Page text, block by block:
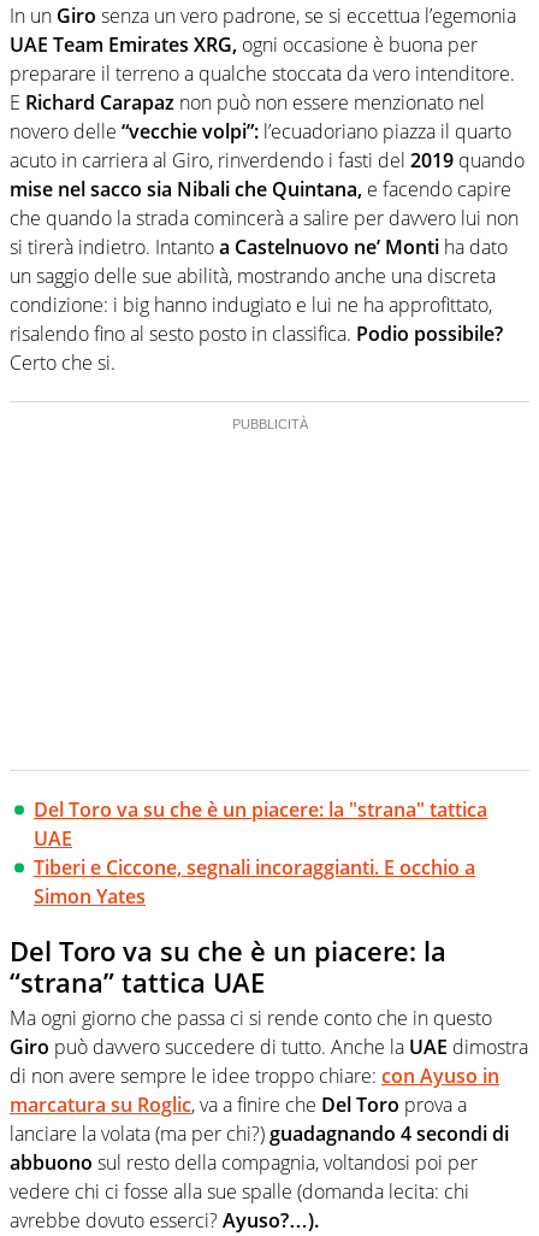
In un Giro senza un vero padrone, se si eccettua l’egemonia
UAE Team Emirates XRG, ogni occasione è buona per
preparare il terreno a qualche stoccata da vero intenditore.
E Richard Carapaz non può non essere menzionato nel
novero delle “vecchie volpi”: l’ecuadoriano piazza il quarto
acuto in carriera al Giro, rinverdendo i fasti del 2019 quando
mise nel sacco sia Nibali che Quintana, e facendo capire
che quando la strada comincerà a salire per davvero lui non
si tirerà indietro. Intantoa Castelnuovo ne’ Monti ha dato
un saggio delle sue abilità, mostrando anche una discreta
condizione: i big hanno indugiato e lui ne ha approfittato,
risalendo fino al sesto posto in classifica. Podio possibile?
Certo che si.
Del Toro va su che è un piacere: la "strana" tattica
UAE
Tiberi e Ciccone, segnali incoraggianti. E occhio a
Simon Yates
Del Toro va su che è un piacere: la
“strana” tattica UAE
Ma ogni giorno che passa ci si rende conto che in questo
Giro può davvero succedere di tutto. Anche la UAE dimostra
di non avere sempre le idee troppo chiare: con Ayuso in
marcatura su Roglic, va a finire che Del Toro prova a
lanciare la volata (ma per chi?)guadagnando 4 secondi di
abbuono sul resto della compagnia, voltandosi poi per
vedere chi ci fosse alla sue spalle (domanda lecita: chi
avrebbe dovuto esserci? Ayuso?…).